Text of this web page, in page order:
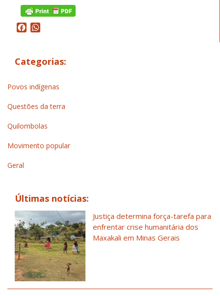
Facebook
Categorias:
Povos indígenas
Questões da terra
Quilombolas
Movimento popular
Geral
Últimas notícias:
Justiça determina força-tarefa para
enfrentar crise humanitária dos
Maxakali em Minas Gerais